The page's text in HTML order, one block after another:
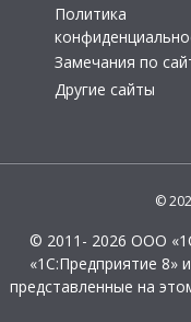
Политика
Замечания по
Другие сайты
©
© 2011- 2026 ООО
«1С:Предприятие 8»
представленные на